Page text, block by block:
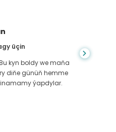
üçin
kyn boldy we maňa
diňe günüň hemme
ýapdylar.